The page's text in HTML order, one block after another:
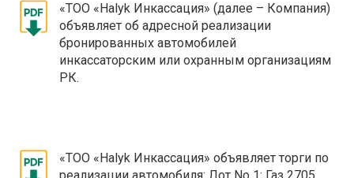
«ТОО «Halyk Инкассация» (далее – Компания)
объявляет об адресной реализации
бронированных автомобилей
инкассаторским или охранным организациям
РК.
«ТОО «Halyk Инкассация» объявляет торги по